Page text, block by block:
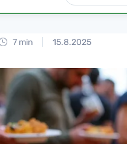
7 min 15.8.2025